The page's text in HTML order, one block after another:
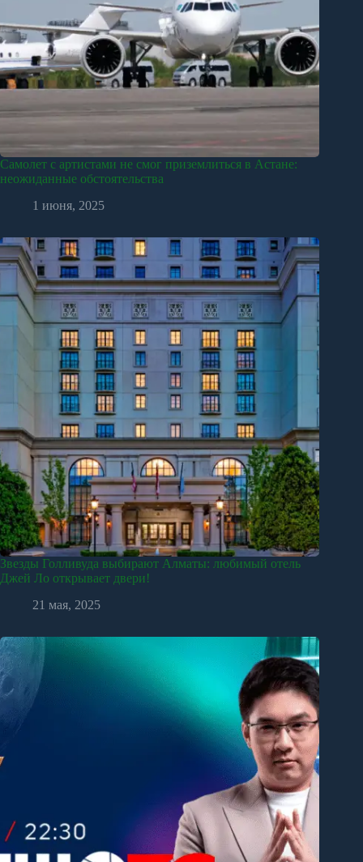
Самолет с артистами не смог приземлиться в Астане:
неожиданные обстоятельства
1 июня, 2025
Звезды Голливуда выбирают Алматы: любимый отель
Джей Ло открывает двери!
21 мая, 2025